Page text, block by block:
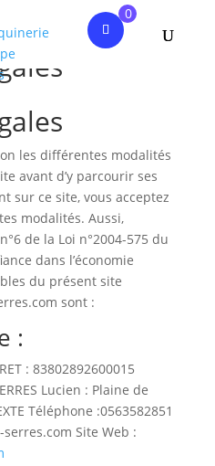
0
les différentes modalités
avant d’y parcourir ses
sur ce site, vous acceptez
modalités. Aussi,
de la Loi n°2004-575 du
dans l’économie
du présent site
sont :
:
: 83802892600015
Lucien : Plaine de
Téléphone :0563582851
Site Web :